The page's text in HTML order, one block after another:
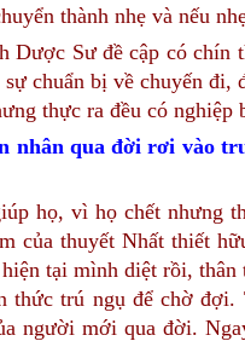
thành nhẹ và nếu
Dược Sư đề cập có chín
chuẩn bị về chuyến
thực ra đều có nghiệp
nhân qua đời rơi vào
họ, vì họ chết nhưng
của thuyết Nhất thiết
tại mình diệt rồi,
thức trú ngụ để chờ
người mới qua đời.